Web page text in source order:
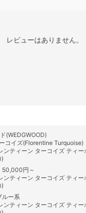
レビューはありません。
(WEDGWOOD)
コイズ(Florentine Turquoise)
ンティーン ターコイズ ティ
50,000円～
ンティーン ターコイズ ティ
ルー系
ンティーン ターコイズ ティ